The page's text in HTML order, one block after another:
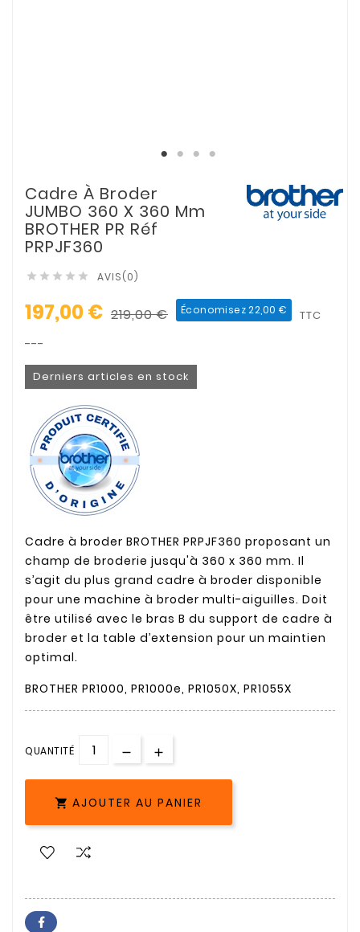
Cadre À Broder
JUMBO 360 X 360 Mm
BROTHER PR Réf
PRPJF360
     AVIS(0)
197,00 € 219,00 € Économisez 22,00 € TTC
---
Derniers articles en stock
Cadre à broder BROTHER PRPJF360 proposant un
champ de broderie jusqu'à 360 x 360 mm. Il
s’agit du plus grand cadre à broder disponible
pour une machine à broder multi-aiguilles. Doit
être utilisé avec le bras B du support de cadre à
broder et la table d’extension pour un maintien
optimal.
BROTHER PR1000, PR1000e, PR1050X, PR1055X
QUANTITÉ
 AJOUTER AU PANIER